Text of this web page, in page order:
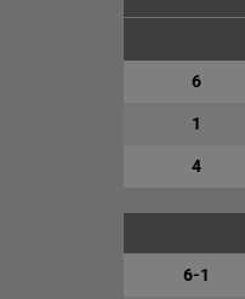
6
1
4
6-1